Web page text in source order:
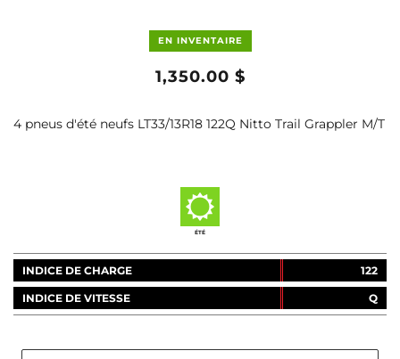
EN INVENTAIRE
1,350.00 $
4 pneus d'été neufs LT33/13R18 122Q Nitto Trail Grappler M/T
ÉTÉ
INDICE DE CHARGE 122
INDICE DE VITESSE Q